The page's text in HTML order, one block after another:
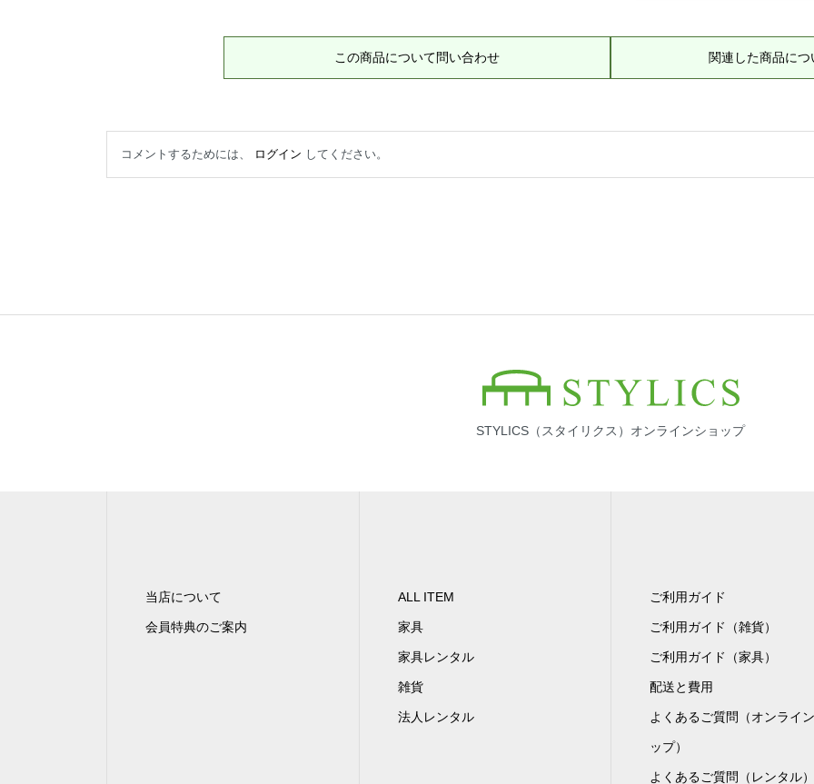
この商品について問い合わせ 関連した商品に
コメントするためには、 ログイン してください。
STYLICS（スタイリクス）オンラインショップ
当店について
会員特典のご案内
ALL ITEM
家具
家具レンタル
雑貨
法人レンタル
ご利用ガイド
ご利用ガイド（雑貨）
ご利用ガイド（家具）
配送と費用
よくあるご質問（オンライ
ップ）
よくあるご質問（レンタル）